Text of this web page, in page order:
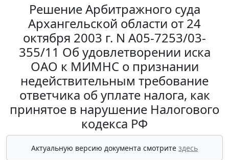
Решение Арбитражного суда
Архангельской области от 24
октября 2003 г. N А05-7253/03-
355/11 Об удовлетворении иска
ОАО к МИМНС о признании
недействительным требование
ответчика об уплате налога, как
принятое в нарушение Налогового
кодекса РФ
Актуальную версию документа смотрите здесь